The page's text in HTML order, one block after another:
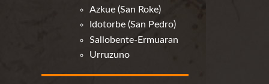
Azkue (San Roke)
Idotorbe (San Pedro)
Sallobente-Ermuaran
Urruzuno